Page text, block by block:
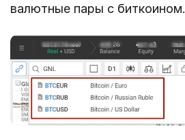
валютные пары с биткоином.